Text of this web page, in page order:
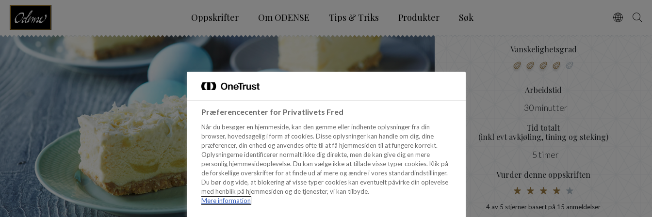
Oppskrifter Om ODENSE Tips & Triks Produkter Søk VælgSøg
Vanskelighetsgrad
Arbeidstid
30 minutter
Tid totalt
(inkl evt avkjøling, tining og steking)
5 timer
Vurder denne oppskriften
4 av 5 stjerner basert på 15 anmeldelser
Præferencecenter for Privatlivets Fred
Når du besøger en hjemmeside, kan den gemme eller indhente oplysninger fra din
browser, hovedsagelig i form af cookies. Disse oplysninger kan handle om dig, dine
præferencer, din enhed og anvendes ofte til at få hjemmesiden til at fungere korrekt.
Oplysningerne identificerer normalt ikke dig direkte, men de kan give dig en mere
personlig hjemmesideoplevelse. Du kan vælge ikke at tillade visse typer cookies. Klik på
de forskellige overskrifter for at finde ud af mere og ændre i vores standardindstillinger.
Du bør dog vide, at blokering af visse typer cookies kan eventuelt påvirke din oplevelse
med henblik på hjemmesiden og de tjenester, vi kan tilbyde.
Mere information